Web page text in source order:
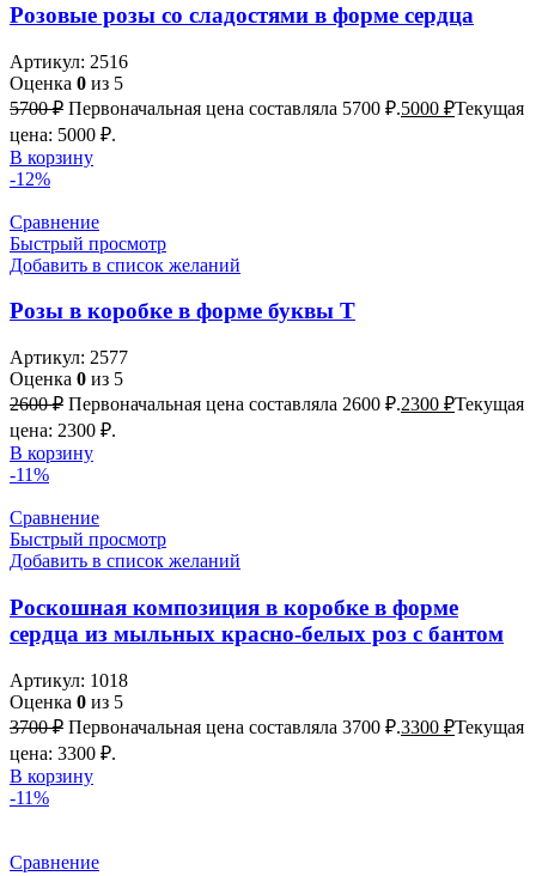
Розовые розы со сладостями в форме сердца
Артикул: 2516
Оценка 0 из 5
5700₽ Первоначальная цена составляла 5700 ₽.5000 ₽Текущая
цена: 5000 ₽.
В корзину
-12%
Сравнение
Быстрый просмотр
Добавить в список желаний
Розы в коробке в форме буквы Т
Артикул: 2577
Оценка 0 из 5
2600₽ Первоначальная цена составляла 2600 ₽.2300 ₽Текущая
цена: 2300 ₽.
В корзину
-11%
Сравнение
Быстрый просмотр
Добавить в список желаний
Роскошная композиция в коробке в форме
сердца из мыльных красно-белых роз с бантом
Артикул: 1018
Оценка 0 из 5
3700₽ Первоначальная цена составляла 3700 ₽.3300 ₽Текущая
цена: 3300 ₽.
В корзину
-11%
Сравнение